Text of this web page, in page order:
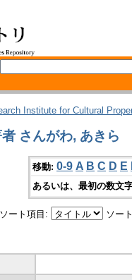
Institute for Cultural
さんがわ, あきら
移動: 0-9 A B C D E
あるいは、最初の数文
ソート項目: ソー